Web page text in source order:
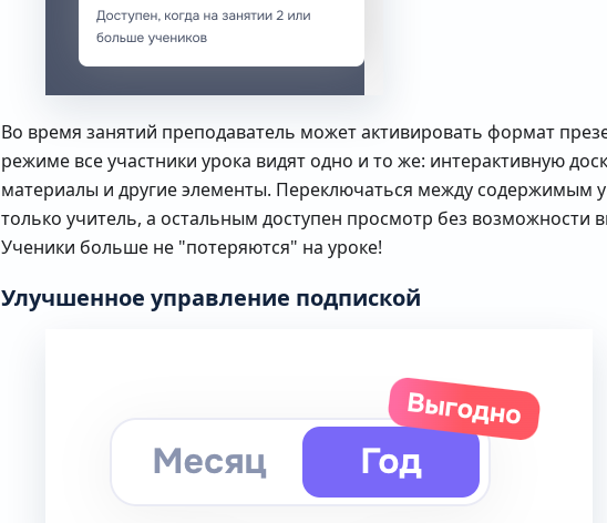
Во время занятий преподаватель может активировать формат
режиме все участники урока видят одно и то же: интерактивную
материалы и другие элементы. Переключаться между содержимым
только учитель, а остальным доступен просмотр без возможности
Ученики больше не "потеряются" на уроке!
Улучшенное управление подпиской